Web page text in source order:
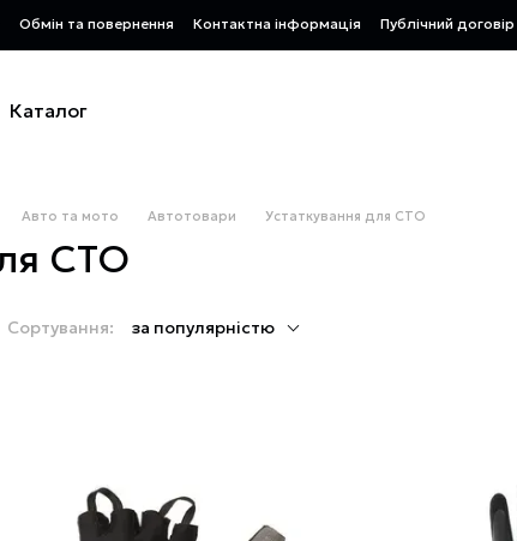
Обмін та повернення Контактна інформація Публічний договір
Каталог
Авто та мото Автотовари Устаткування для СТО
СТО
Сортування: за популярністю